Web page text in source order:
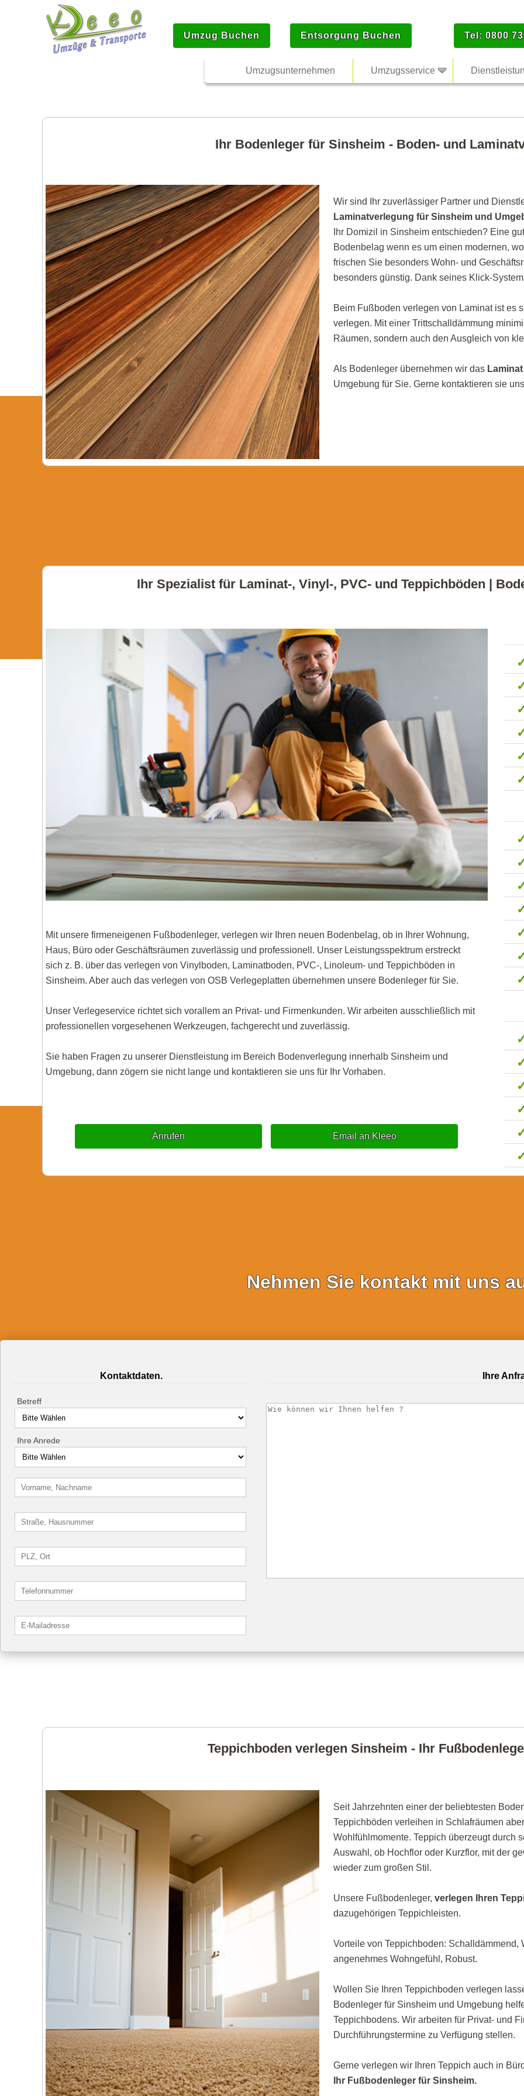
Umzug Buchen Entsorgung Buchen Tel: 0800
Umzugsunternehmen Umzugsservice
Ihr Bodenleger für Sinsheim - Boden- und
Wir sind Ihr zuverlässiger Partner und
Laminatverlegung für Sinsheim und
Ihr Domizil in Sinsheim entschieden? Eine
Bodenbelag wenn es um einen modernen,
frischen Sie besonders Wohn- und
besonders günstig. Dank seines Klick-
Beim Fußboden verlegen von Laminat ist es
verlegen. Mit einer Trittschalldämmung
Räumen, sondern auch den Ausgleich von
Als Bodenleger übernehmen wir das
Umgebung für Sie. Gerne kontaktieren sie
Ihr Spezialist für Laminat-, Vinyl-, PVC- und Teppichböden |
Mit unsere firmeneigenen Fußbodenleger, verlegen wir Ihren neuen Bodenbelag, ob in Ihrer Wohnung,
Haus, Büro oder Geschäftsräumen zuverlässig und professionell. Unser Leistungsspektrum erstreckt
sich z. B. über das verlegen von Vinylboden, Laminatboden, PVC-, Linoleum- und Teppichböden in
Sinsheim. Aber auch das verlegen von OSB Verlegeplatten übernehmen unsere Bodenleger für Sie.
Unser Verlegeservice richtet sich vorallem an Privat- und Firmenkunden. Wir arbeiten ausschließlich mit
professionellen vorgesehenen Werkzeugen, fachgerecht und zuverlässig.
Sie haben Fragen zu unserer Dienstleistung im Bereich Bodenverlegung innerhalb Sinsheim und
Umgebung, dann zögern sie nicht lange und kontaktieren sie uns für Ihr Vorhaben.
Anrufen Email an Kleeo
Nehmen Sie kontakt mit uns
Kontaktdaten.
Betreff
Ihre Anrede
Ihre
Teppichboden verlegen Sinsheim - Ihr
Seit Jahrzehnten einer der beliebtesten
Teppichböden verleihen in Schlafräumen
Wohlfühlmomente. Teppich überzeugt durch
Auswahl, ob Hochflor oder Kurzflor, mit der
wieder zum großen Stil.
Unsere Fußbodenleger,verlegen Ihren
dazugehörigen Teppichleisten.
Vorteile von Teppichboden:
angenehmes Wohngefühl, Robust.
Wollen Sie Ihren Teppichboden verlegen
Bodenleger für Sinsheim und Umgebung
Teppichbodens. Wir arbeiten für Privat- und
Durchführungstermine zu Verfügung stellen.
Gerne verlegen wir Ihren Teppich auch in
Ihr Fußbodenleger für Sinsheim.